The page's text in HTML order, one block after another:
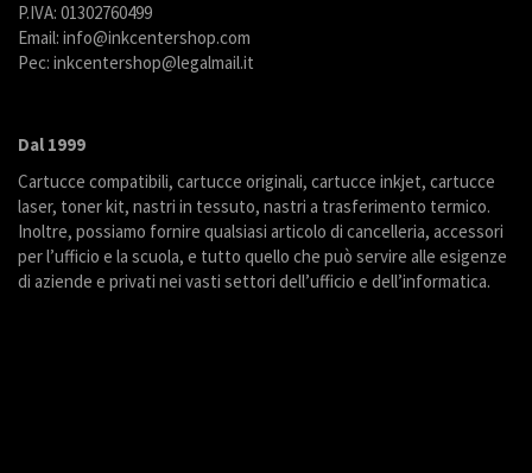
P.IVA: 01302760499
Email: info@inkcentershop.com
Pec: inkcentershop@legalmail.it
Dal 1999
Cartucce compatibili, cartucce originali, cartucce inkjet, cartucce
laser, toner kit, nastri in tessuto, nastri a trasferimento termico.
Inoltre, possiamo fornire qualsiasi articolo di cancelleria, accessori
per l’ufficio e la scuola, e tutto quello che può servire alle esigenze
di aziende e privati nei vasti settori dell’ufficio e dell’informatica.